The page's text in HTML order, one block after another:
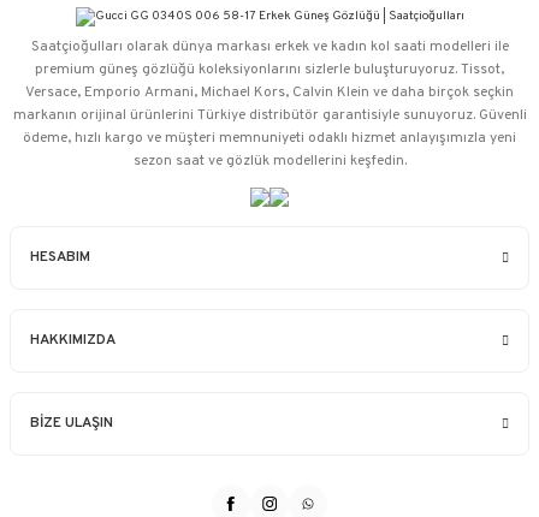
HESABIM
HAKKIMIZDA
BİZE ULAŞIN
Saatçioğulları⁠ olarak dünya markası erkek ve kadın kol saati modelleri ile
premium güneş gözlüğü koleksiyonlarını sizlerle buluşturuyoruz. Tissot,
Versace, Emporio Armani, Michael Kors, Calvin Klein ve daha birçok seçkin
markanın orijinal ürünlerini Türkiye distribütör garantisiyle sunuyoruz. Güvenli
ödeme, hızlı kargo ve müşteri memnuniyeti odaklı hizmet anlayışımızla yeni
sezon saat ve gözlük modellerini keşfedin.